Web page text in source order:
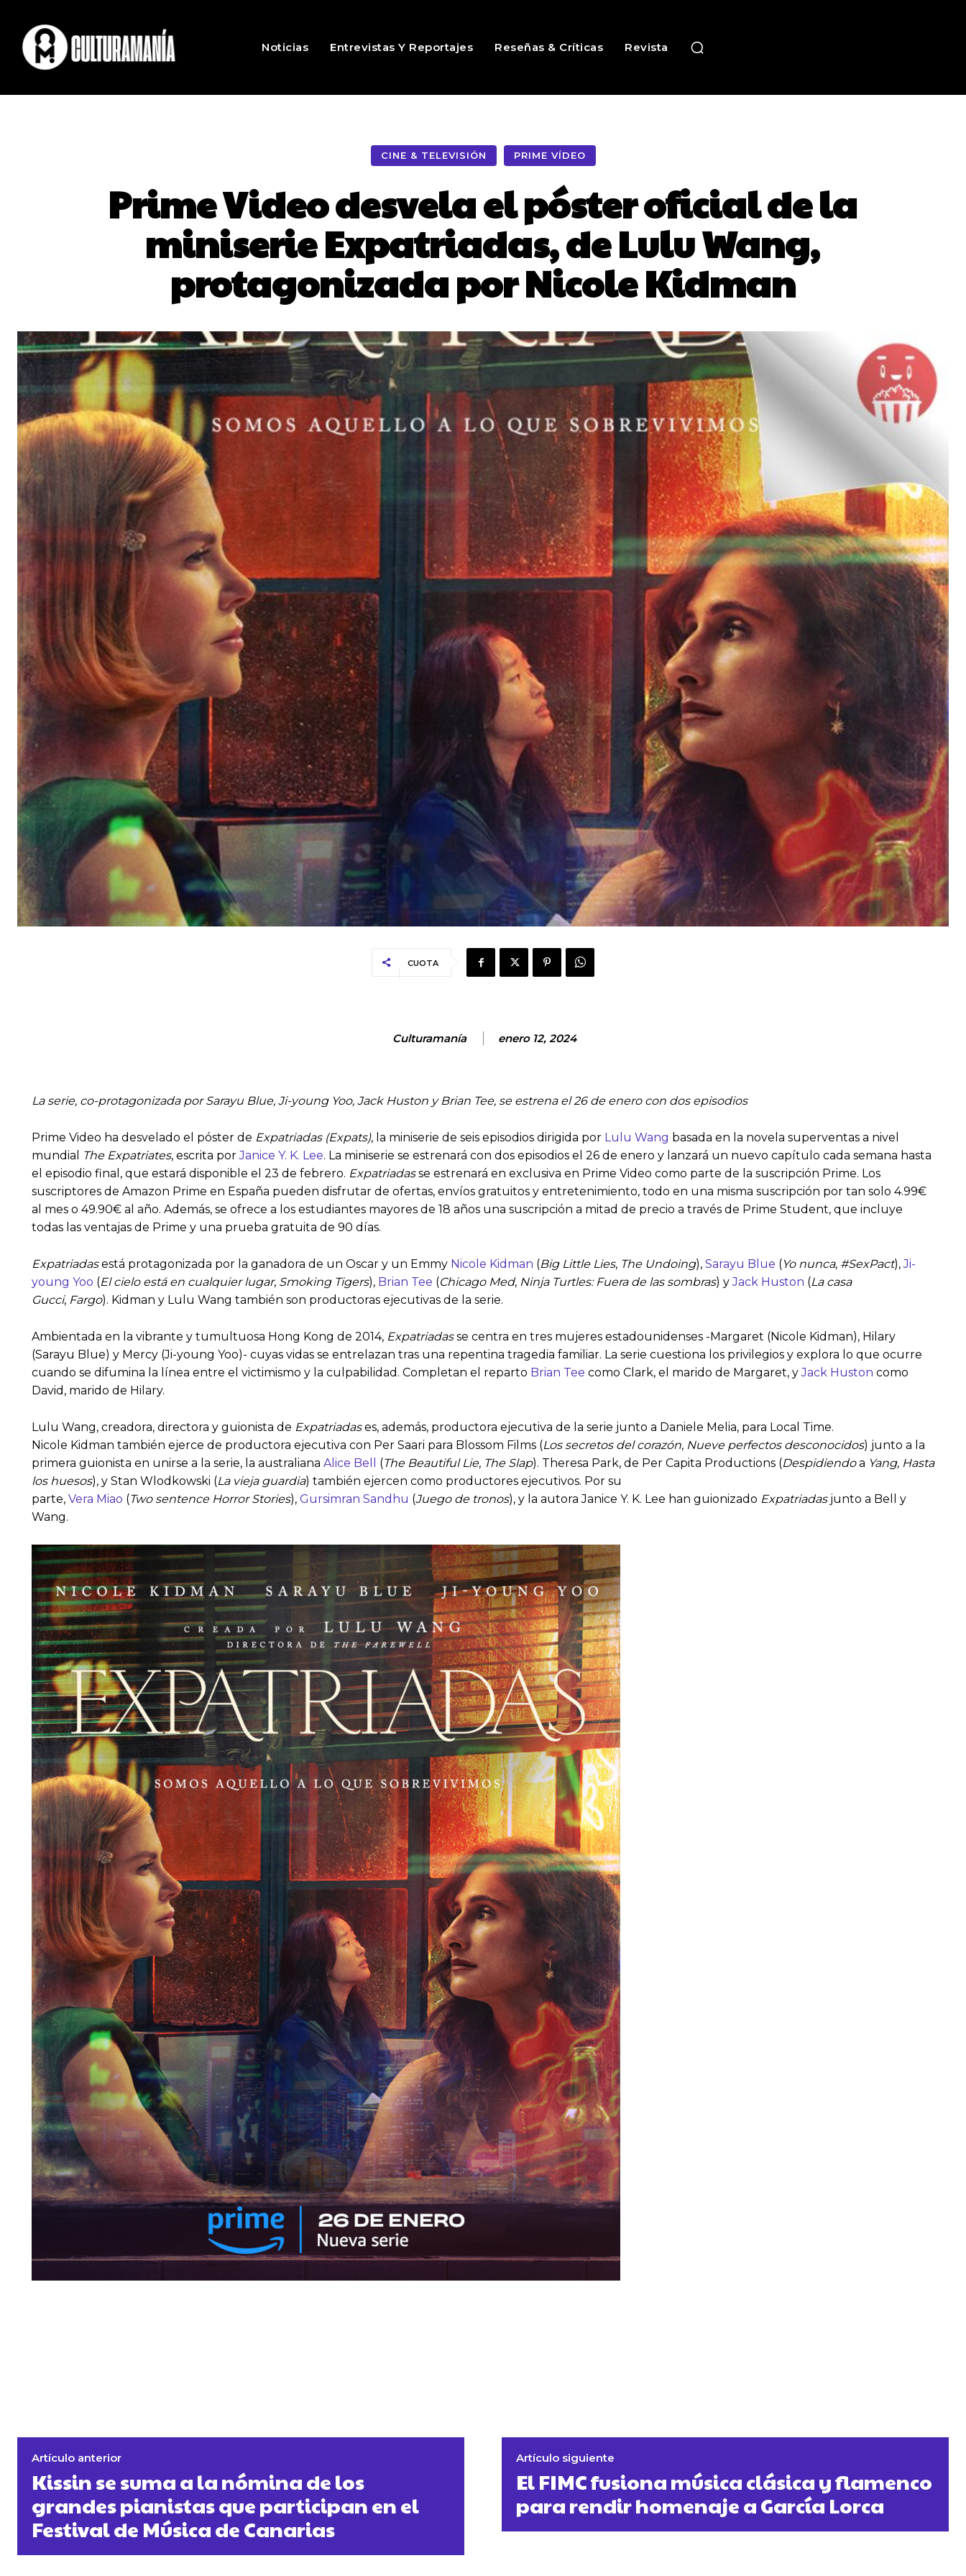
Noticias Entrevistas Y Reportajes Reseñas & Críticas Revista
CINE & TELEVISIÓN PRIME VÍDEO
Prime Video desvela el póster oficial de la
miniserie Expatriadas, de Lulu Wang,
protagonizada por Nicole Kidman
CUOTA
Culturamanía enero 12, 2024
La serie, co-protagonizada por Sarayu Blue, Ji-young Yoo, Jack Huston y Brian Tee, se estrena el 26 de enero con dos episodios
Prime Video ha desvelado el póster de Expatriadas (Expats), la miniserie de seis episodios dirigida por Lulu Wang basada en la novela superventas a nivel
mundial
TheExpatriates, escrita porJanice Y. K. Lee. La miniserie se estrenará con dos episodios el 26 de enero y lanzará un nuevo capítulo cada semana hasta
el episodio final, que estará disponible el 23 de febrero. Expatriadasse estrenará en exclusiva en Prime Video como parte de la suscripción Prime. Los
suscriptores de Amazon Prime en España pueden disfrutar de ofertas, envíos gratuitos y entretenimiento, todo en una misma suscripción por tan solo 4.99€
al mes o 49.90€ al año. Además, se ofrece a los estudiantes mayores de 18 años una suscripción a mitad de precio a través de Prime Student, que incluye
todas las ventajas de Prime y una prueba gratuita de 90 días.
Expatriadasestá protagonizada por la ganadora de un Oscar y un Emmy Nicole Kidman (Big Little Lies, TheUndoing), Sarayu Blue (Yo nunca, #SexPact),Ji-
young Yoo (El cielo está en cualquier lugar, Smoking Tigers), Brian Tee (Chicago Med, Ninja Turtles: Fuera de las sombras) yJack Huston (La casa
Gucci, Fargo). Kidman y Lulu Wang también son productoras ejecutivas de la serie.
Ambientada en la vibrante y tumultuosa Hong Kong de 2014, Expatriadasse centra en tres mujeres estadounidenses -Margaret (Nicole Kidman), Hilary
(Sarayu Blue) y Mercy (Ji-young Yoo)- cuyas vidas se entrelazan tras una repentina tragedia familiar. La serie cuestiona los privilegios y explora lo que ocurre
cuando se difumina la línea entre el victimismo y la culpabilidad. Completan el reparto Brian Tee como Clark, el marido de Margaret, yJack Huston como
David, marido de Hilary.
Lulu Wang, creadora, directora y guionista de Expatriadases, además, productora ejecutiva de la serie junto a Daniele Melia, para Local Time.
Nicole Kidman también ejerce de productora ejecutiva con Per Saari para Blossom Films (Los secretos del corazón, Nueve perfectos desconocidos) junto a la
primera guionista en unirse a la serie, la australiana Alice Bell (The Beautiful Lie, The Slap). Theresa Park, de Per Capita Productions (Despidiendoa Yang, Hasta
los huesos), y Stan Wlodkowski (La vieja guardia) también ejercen como productores ejecutivos. Por su
parte, Vera Miao (Two sentence Horror Stories), Gursimran Sandhu (Juego de tronos), y la autora Janice Y. K. Lee han guionizado Expatriadas junto a Bell y
Wang.
Artículo anterior
Kissin se suma a la nómina de los
grandes pianistas que participan en el
Festival de Música de Canarias
Artículo siguiente
El FIMC fusiona música clásica y flamenco
para rendir homenaje a García Lorca